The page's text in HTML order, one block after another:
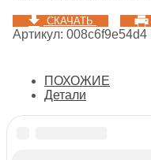
СКАЧАТЬ
Артикул: 008c6f9e54d4
ПОХОЖИЕ
Детали